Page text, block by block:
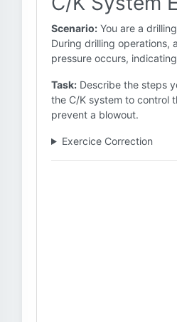
Scenario: You are a
During drilling operations,
pressure occurs,
Task: Describe the steps
the C/K system to control
prevent a blowout.
Exercice Correction